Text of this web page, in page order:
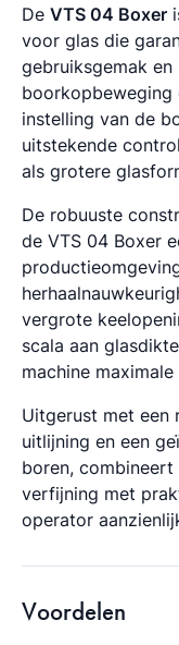
De VTS 04 Boxer
voor glas die
gebruiksgemak
instelling van de
uitstekende
als grotere
De robuuste
de VTS 04 Boxer
vergrote
scala aan
machine
Uitgerust met een
uitlijning en een
boren,
verfijning met
operator
Voordelen